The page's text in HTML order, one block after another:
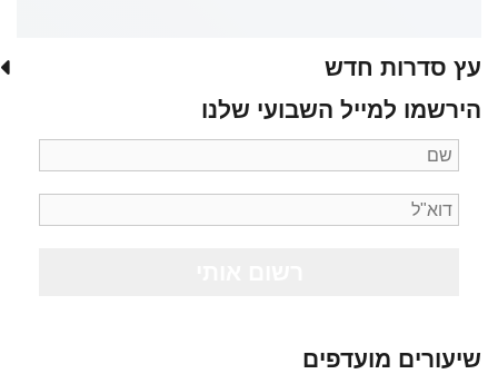
עץ סדרות חדש
הירשמו למייל השבועי שלנו
שיעורים מועדפים